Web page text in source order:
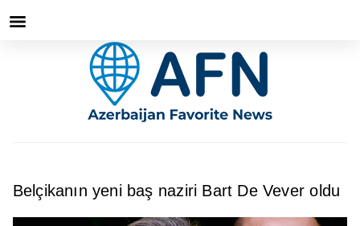
Belçikanın yeni baş naziri Bart De Vever oldu